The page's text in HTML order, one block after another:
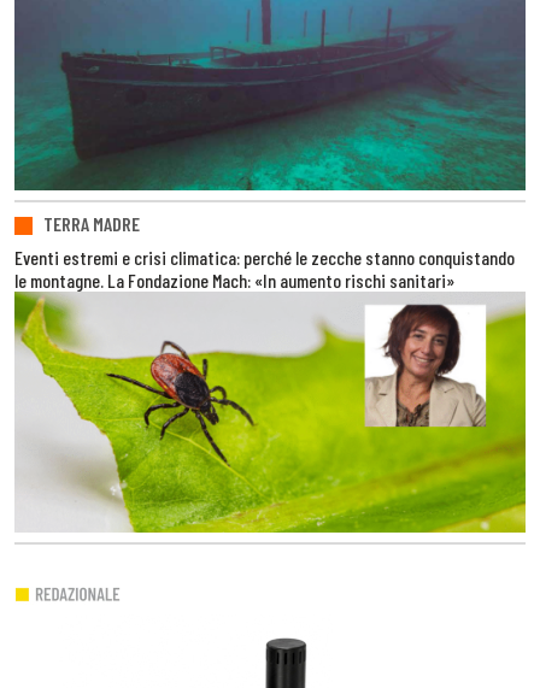
TERRA MADRE
Eventi estremi e crisi climatica: perché le zecche stanno conquistando
le montagne. La Fondazione Mach: «In aumento rischi sanitari»